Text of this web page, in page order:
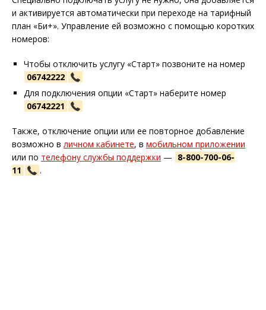
и активируется автоматически при переходе на тарифный
план «Би+». Управление ей возможно с помощью коротких
номеров:
Чтобы отключить услугу «Старт» позвоните на номер
06742222
Для подключения опции «Старт» наберите номер
06742221
Также, отключение опции или ее повторное добавление
возможно в личном кабинете, в мобильном приложении
или по телефону службы поддержки — 8-800-700-06-
11
.